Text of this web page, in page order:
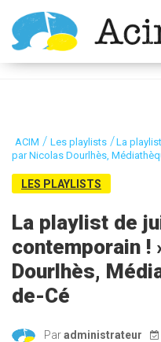
Ouvrir la barre
ACIM / Les playlists /La
par Nicolas Dourlhès,
LES PLAYLISTS
La playlist de
contemporain !
Dourlhès,
de-Cé
Paradministrateur